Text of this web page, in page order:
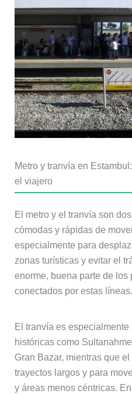
Metro y tranvía en
el viajero
El metro y el tranvía son
cómodas y rápidas de
especialmente para
zonas turísticas y evitar el
enorme, buena parte de los
conectados por estas líneas.
El tranvía es
históricas como
Gran Bazar, mientras que
trayectos largos y para
y áreas menos céntricas.